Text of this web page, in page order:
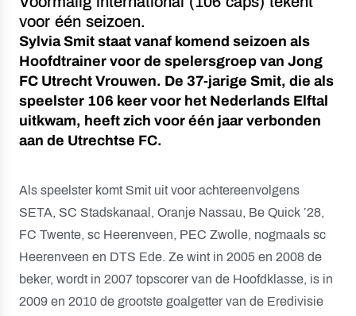
voor één seizoen.
Sylvia Smit staat vanaf komend seizoen als
Hoofdtrainer voor de spelersgroep van Jong
FC Utrecht Vrouwen. De 37-jarige Smit, die als
speelster 106 keer voor het Nederlands Elftal
uitkwam, heeft zich voor één jaar verbonden
aan de Utrechtse FC.
Als speelster komt Smit uit voor achtereenvolgens
SETA, SC Stadskanaal, Oranje Nassau, Be Quick ’28,
FC Twente, sc Heerenveen, PEC Zwolle, nogmaals sc
Heerenveen en DTS Ede. Ze wint in 2005 en 2008 de
beker, wordt in 2007 topscorer van de Hoofdklasse, is in
2009 en 2010 de grootste goalgetter van de Eredivisie